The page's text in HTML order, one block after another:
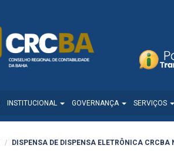
INSTITUCIONAL GOVERNANÇA SERVIÇOS
DISPENSA DE DISPENSA ELETRÔNICA